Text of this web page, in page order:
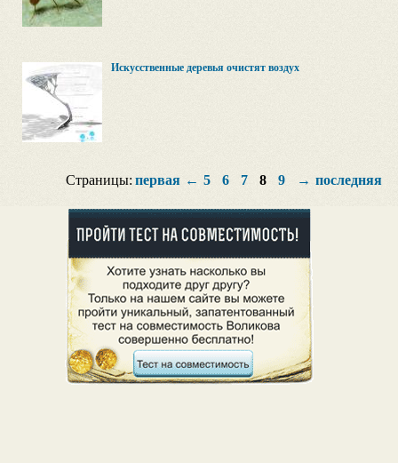
Искусственные деревья очистят воздух
Страницы: первая ← 5 6 7 8 9 → последняя